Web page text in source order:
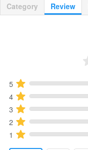
Category Review
5
4
3
2
1